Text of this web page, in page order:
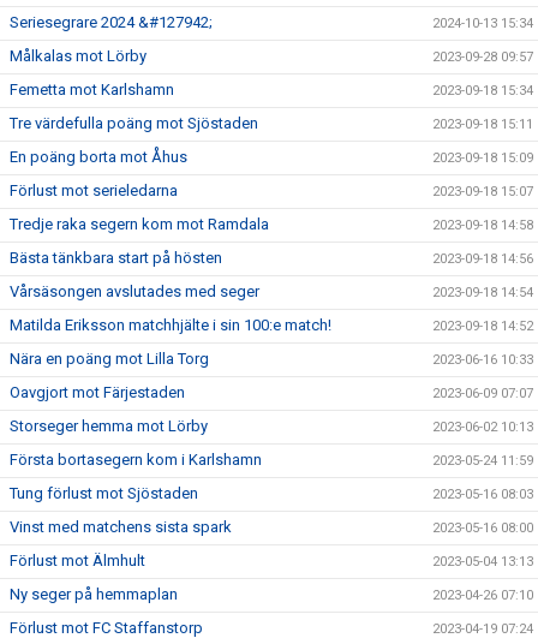
Seriesegrare 2024 &#127942; 2024-10-13 15:34
Målkalas mot Lörby 2023-09-28 09:57
Femetta mot Karlshamn 2023-09-18 15:34
Tre värdefulla poäng mot Sjöstaden 2023-09-18 15:11
En poäng borta mot Åhus 2023-09-18 15:09
Förlust mot serieledarna 2023-09-18 15:07
Tredje raka segern kom mot Ramdala 2023-09-18 14:58
Bästa tänkbara start på hösten 2023-09-18 14:56
Vårsäsongen avslutades med seger 2023-09-18 14:54
Matilda Eriksson matchhjälte i sin 100:e match! 2023-09-18 14:52
Nära en poäng mot Lilla Torg 2023-06-16 10:33
Oavgjort mot Färjestaden 2023-06-09 07:07
Storseger hemma mot Lörby 2023-06-02 10:13
Första bortasegern kom i Karlshamn 2023-05-24 11:59
Tung förlust mot Sjöstaden 2023-05-16 08:03
Vinst med matchens sista spark 2023-05-16 08:00
Förlust mot Älmhult 2023-05-04 13:13
Ny seger på hemmaplan 2023-04-26 07:10
Förlust mot FC Staffanstorp 2023-04-19 07:24